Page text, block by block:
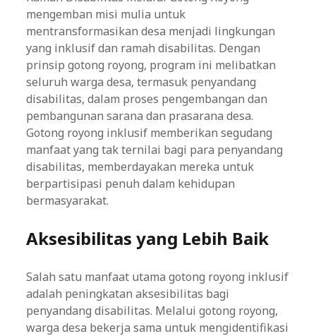
mengemban misi mulia untuk
mentransformasikan desa menjadi lingkungan
yang inklusif dan ramah disabilitas. Dengan
prinsip gotong royong, program ini melibatkan
seluruh warga desa, termasuk penyandang
disabilitas, dalam proses pengembangan dan
pembangunan sarana dan prasarana desa.
Gotong royong inklusif memberikan segudang
manfaat yang tak ternilai bagi para penyandang
disabilitas, memberdayakan mereka untuk
berpartisipasi penuh dalam kehidupan
bermasyarakat.
Aksesibilitas yang Lebih Baik
Salah satu manfaat utama gotong royong inklusif
adalah peningkatan aksesibilitas bagi
penyandang disabilitas. Melalui gotong royong,
warga desa bekerja sama untuk mengidentifikasi